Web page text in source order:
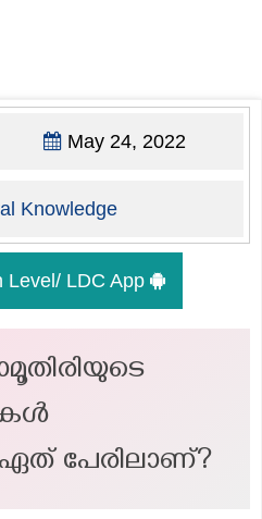
May 24, 2022
Knowledge
Level/ LDC App
പേരിലാണ്?